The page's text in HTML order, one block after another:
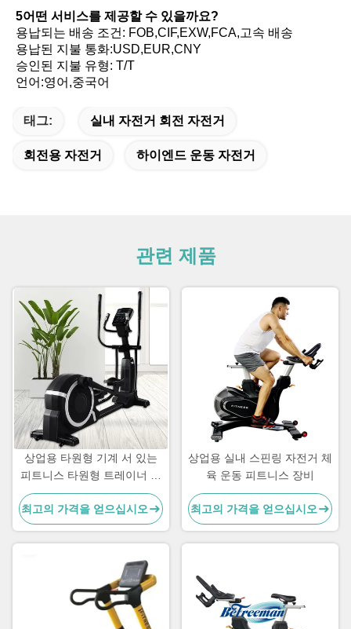
5어떤 서비스를 제공할 수 있을까요?
용납되는 배송 조건: FOB,CIF,EXW,FCA,고속 배송
용납된 지불 통화:USD,EUR,CNY
승인된 지불 유형: T/T
언어:영어,중국어
태그: 실내 자전거 회전 자전거
회전용 자전거 하이엔드 운동 자전거
관련 제품
상업용 타원형 기계 서 있는
피트니스 타원형 트레이너 기
계
최고의 가격을 얻으십시오
상업용 실내 스핀링 자전거 체
육 운동 피트니스 장비
최고의 가격을 얻으십시오